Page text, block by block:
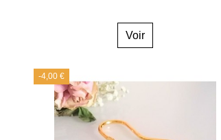
Voir
-4,00 €